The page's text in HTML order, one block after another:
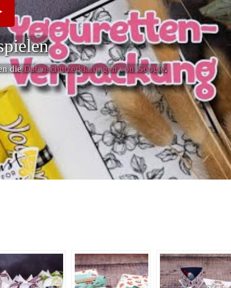
dieDatenschutzerklärungen von Google.